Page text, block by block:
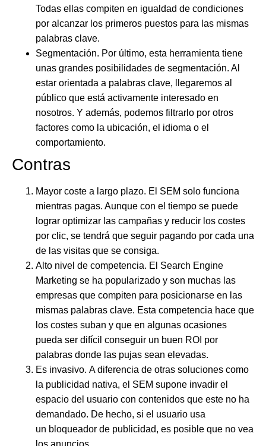
Todas ellas compiten en igualdad de condiciones
por alcanzar los primeros puestos para las mismas
palabras clave.
Segmentación. Por último, esta herramienta tiene
unas grandes posibilidades de segmentación. Al
estar orientada a palabras clave, llegaremos al
público que está activamente interesado en
nosotros. Y además, podemos filtrarlo por otros
factores como la ubicación, el idioma o el
comportamiento.
Contras
Mayor coste a largo plazo. El SEM solo funciona
mientras pagas. Aunque con el tiempo se puede
lograr optimizar las campañas y reducir los costes
por clic, se tendrá que seguir pagando por cada una
de las visitas que se consiga.
Alto nivel de competencia. El Search Engine
Marketing se ha popularizado y son muchas las
empresas que compiten para posicionarse en las
mismas palabras clave. Esta competencia hace que
los costes suban y que en algunas ocasiones
pueda ser difícil conseguir un buen ROI por
palabras donde las pujas sean elevadas.
Es invasivo. A diferencia de otras soluciones como
la publicidad nativa, el SEM supone invadir el
espacio del usuario con contenidos que este no ha
demandado. De hecho, si el usuario usa
un bloqueador de publicidad, es posible que no vea